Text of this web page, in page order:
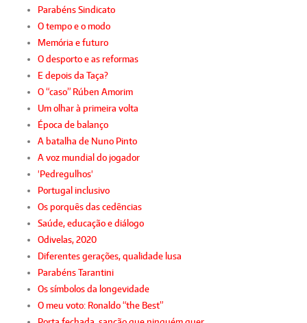
Parabéns Sindicato
O tempo e o modo
Memória e futuro
O desporto e as reformas
E depois da Taça?
O “caso” Rúben Amorim
Um olhar à primeira volta
Época de balanço
A batalha de Nuno Pinto
A voz mundial do jogador
'Pedregulhos'
Portugal inclusivo
Os porquês das cedências
Saúde, educação e diálogo
Odivelas, 2020
Diferentes gerações, qualidade lusa
Parabéns Tarantini
Os símbolos da longevidade
O meu voto: Ronaldo “the Best”